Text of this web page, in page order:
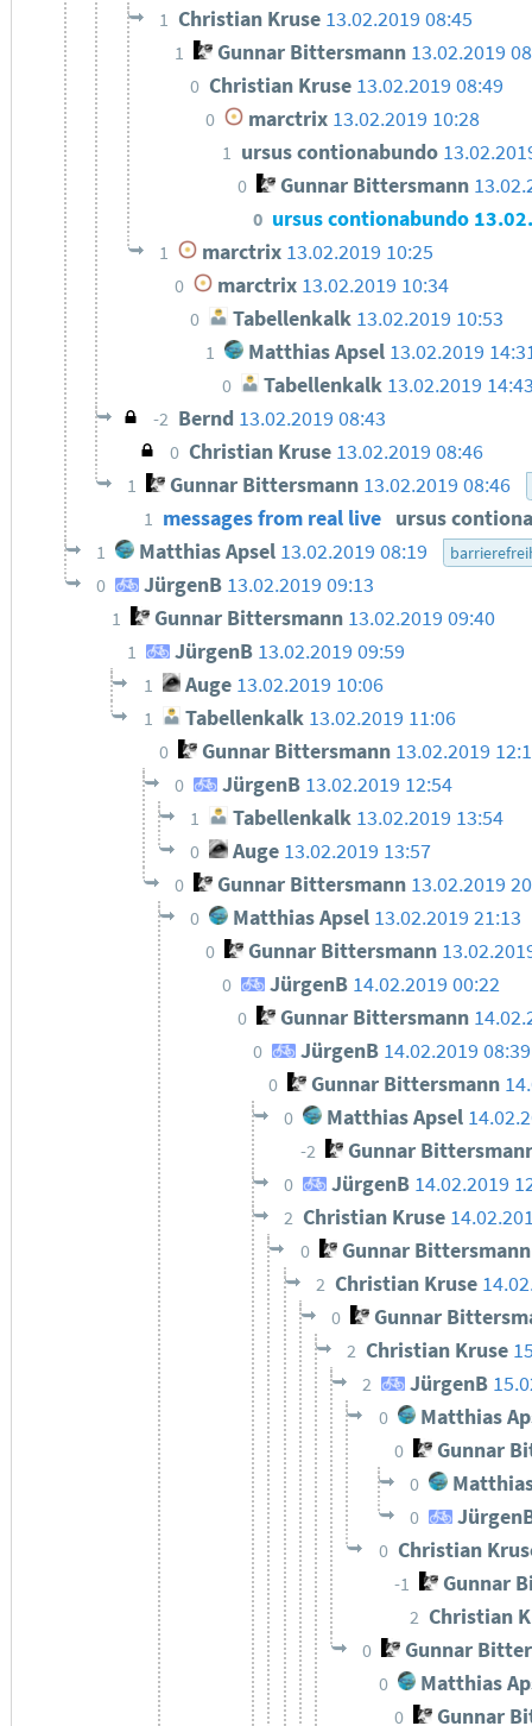
1 Christian Kruse 13.02.2019 08:45
1 Gunnar Bittersmann 13.02.2019
0 Christian Kruse 13.02.2019 08:49
0 marctrix 13.02.2019 10:28
1 ursus contionabundo
0 Gunnar Bittersmann
0 ursus contionabundo
1 marctrix 13.02.2019 10:25
0 marctrix 13.02.2019 10:34
0 Tabellenkalk 13.02.2019 10:53
1 Matthias Apsel 13.02.2019
0 Tabellenkalk 13.02.2019
-2 Bernd 13.02.2019 08:43
0 Christian Kruse 13.02.2019 08:46
1 Gunnar Bittersmann 13.02.2019 08:46
1 messages from real live ursus
1 Matthias Apsel 13.02.2019 08:19
0 JürgenB 13.02.2019 09:13
1 Gunnar Bittersmann 13.02.2019 09:40
1 JürgenB 13.02.2019 09:59
1 Auge 13.02.2019 10:06
1 Tabellenkalk 13.02.2019 11:06
0 Gunnar Bittersmann 13.02.2019
0 JürgenB 13.02.2019 12:54
1 Tabellenkalk 13.02.2019 13:54
0 Auge 13.02.2019 13:57
0 Gunnar Bittersmann 13.02.2019
0 Matthias Apsel 13.02.2019 21:13
0 Gunnar Bittersmann
0 JürgenB 14.02.2019 00:22
0 Gunnar Bittersmann
0 JürgenB 14.02.2019 08:39
0 Gunnar Bittersmann
0 Matthias Apsel
-2 Gunnar
0 JürgenB 14.02.2019
2 Christian Kruse
0 Gunnar Bittersmann
2 Christian Kruse
0 Gunnar
2 Christian Kruse
2 JürgenB
0 Matthias
0 Gunnar
0
0
0 Christian
-1 Gunnar
2 Christian
0 Gunnar
0 Matthias
0 Gunnar